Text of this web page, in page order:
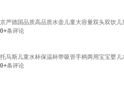
京严德国品质高品质水壶儿童大容量双头双饮
0+条评论
托马斯儿童水杯保温杯带吸管手柄两用宝宝婴
0+条评论